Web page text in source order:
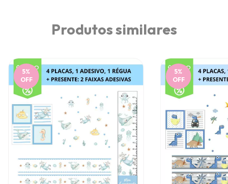
Produtos similares
5%
OFF
5%
OFF